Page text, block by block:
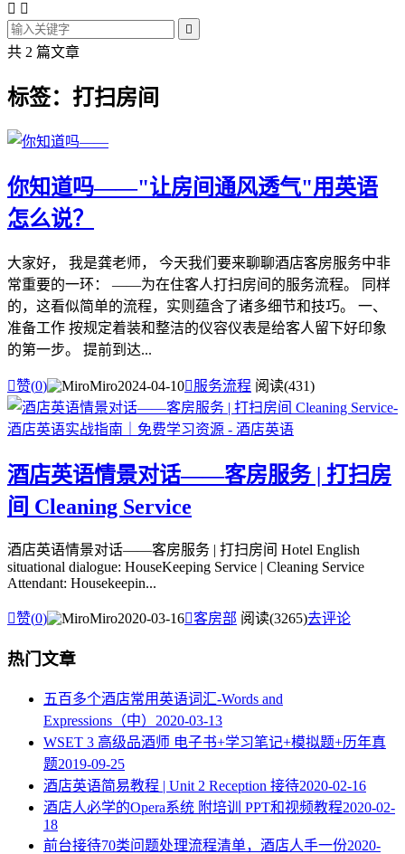
 

共 2 篇文章
标签：打扫房间
你知道吗——"让房间通风透气"用英语
怎么说？
大家好， 我是龚老师， 今天我们要来聊聊酒店客房服务中非
常重要的一环： ——为在住客人打扫房间的服务流程。 同样
的，这看似简单的流程，实则蕴含了诸多细节和技巧。 一、
准备工作 按规定着装和整洁的仪容仪表是给客人留下好印象
的第一步。 提前到达...
赞(0) Miro2024-04-10服务流程 阅读(431)
酒店英语情景对话——客房服务 | 打扫房
间 Cleaning Service
酒店英语情景对话——客房服务 | 打扫房间 Hotel English
situational dialogue: HouseKeeping Service | Cleaning Service
Attendant: Housekeepin...
赞(0) Miro2020-03-16客房部 阅读(3265)去评论
热门文章
五百多个酒店常用英语词汇-Words and
Expressions（中） 2020-03-13
WSET 3 高级品酒师 电子书+学习笔记+模拟题+历年真
题2019-09-25
酒店英语简易教程 | Unit 2 Reception 接待2020-02-16
酒店人必学的Opera系统 附培训 PPT和视频教程2020-02-
18
​前台接待70类问题处理流程清单，酒店人手一份2020-